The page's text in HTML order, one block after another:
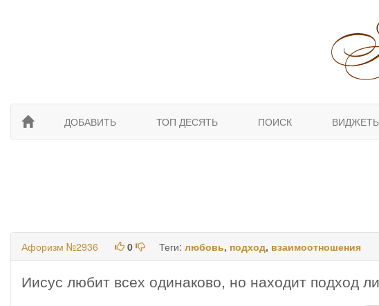
ДОБАВИТЬ ТОП ДЕСЯТЬ ПОИСК
Афоризм №2936 0 Теги: любовь, подход, взаимоотношения
Иисус любит всех одинаково, но находит подход